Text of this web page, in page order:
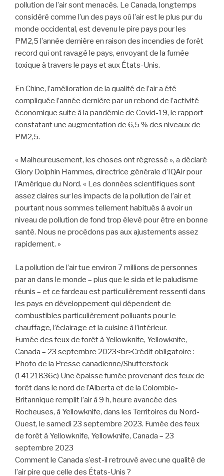
pollution de l’air sont menacés. Le Canada, longtemps
considéré comme l’un des pays où l’air est le plus pur du
monde occidental, est devenu le pire pays pour les
PM2,5 l’année dernière en raison des incendies de forêt
record qui ont ravagé le pays, envoyant de la fumée
toxique à travers le pays et aux États-Unis.
En Chine, l’amélioration de la qualité de l’air a été
compliquée l’année dernière par un rebond de l’activité
économique suite à la pandémie de Covid-19, le rapport
constatant une augmentation de 6,5 % des niveaux de
PM2,5.
« Malheureusement, les choses ont régressé », a déclaré
Glory Dolphin Hammes, directrice générale d’IQAir pour
l’Amérique du Nord. « Les données scientifiques sont
assez claires sur les impacts de la pollution de l’air et
pourtant nous sommes tellement habitués à avoir un
niveau de pollution de fond trop élevé pour être en bonne
santé. Nous ne procédons pas aux ajustements assez
rapidement. »
La pollution de l’air tue environ 7 millions de personnes
par an dans le monde – plus que le sida et le paludisme
réunis – et ce fardeau est particulièrement ressenti dans
les pays en développement qui dépendent de
combustibles particulièrement polluants pour le
chauffage, l’éclairage et la cuisine à l’intérieur.
Fumée des feux de forêt à Yellowknife, Yellowknife,
Canada – 23 septembre 2023<br>Crédit obligatoire :
Photo de la Presse canadienne/Shutterstock
(14121836c) Une épaisse fumée provenant des feux de
forêt dans le nord de l’Alberta et de la Colombie-
Britannique remplit l’air à 9 h, heure avancée des
Rocheuses, à Yellowknife, dans les Territoires du Nord-
Ouest, le samedi 23 septembre 2023. Fumée des feux
de forêt à Yellowknife, Yellowknife, Canada – 23
septembre 2023
Comment le Canada s’est-il retrouvé avec une qualité de
l’air pire que celle des États-Unis ?